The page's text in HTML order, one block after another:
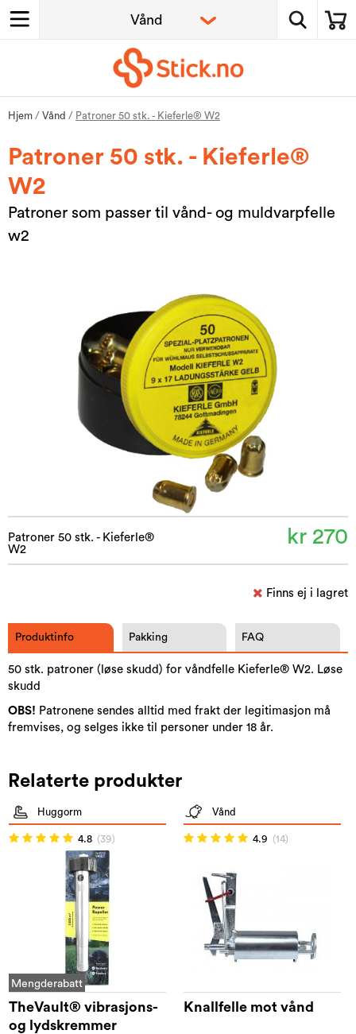
Hjem / Vånd / Patroner 50 stk. - Kieferle® W2
Patroner 50 stk. - Kieferle®
W2
Patroner som passer til vånd- og muldvarpfelle
w2
Patroner 50 stk. - Kieferle®
W2
kr 270
Finns ej i lagret
Produktinfo Pakking FAQ
50 stk. patroner (løse skudd) for våndfelle Kieferle® W2. Løse
skudd
OBS! Patronene sendes alltid med frakt der legitimasjon må
fremvises, og selges ikke til personer under 18 år.
Relaterte produkter
Huggorm
4.8 (39)
Mengderabatt
TheVault® vibrasjons-
og lydskremmer
Vånd
4.9 (14)
Knallfelle mot vånd